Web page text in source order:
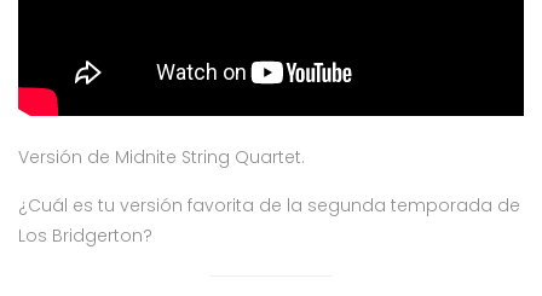
Versión de Midnite String Quartet.
¿Cuál es tu versión favorita de la segunda temporada de
Los Bridgerton?